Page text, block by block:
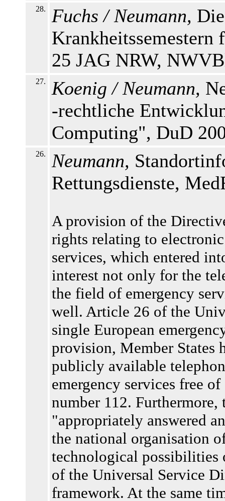
28. Fuchs / Neumann,
25 JAG NRW,
27. Koenig / Neumann,
-rechtliche
Computing", DuD
26. Neumann,
Rettungsdienste,
A provision of the
rights relating to
services, which entered
interest not only for the
the field of emergency
well. Article 26 of the
single European
provision, Member States
publicly available
emergency services free
number 112. Furthermore,
"appropriately answered
the national organisation
technological possibilities
of the Universal Service
framework. At the same